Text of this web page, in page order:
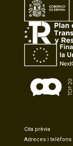
Cita prèvia
Adreces i telèfons